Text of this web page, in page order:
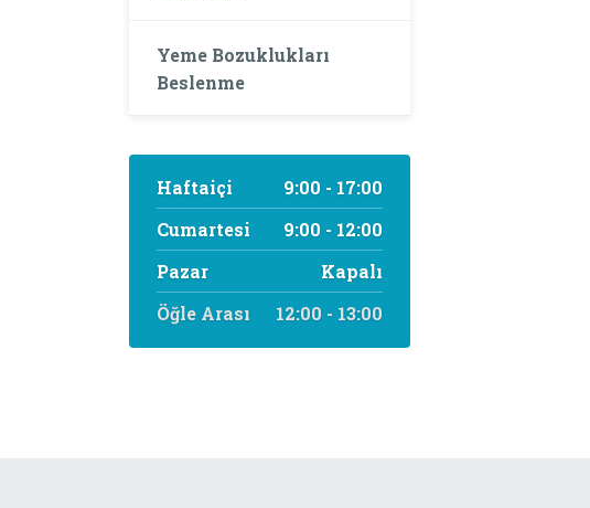
Yeme Bozuklukları
Beslenme
Haftaiçi
9:00 - 17:00
Cumartesi
9:00 - 12:00
Pazar
Kapalı
Öğle Arası
12:00 - 13:00